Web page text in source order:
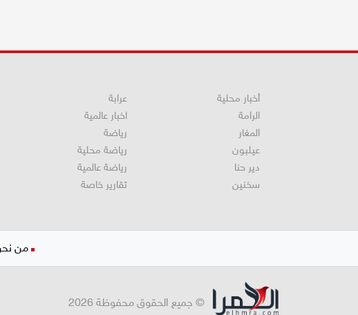
أخبار محلية
الرامة
المغار
عيلبون
دير حنا
سخنين
عرابة
اخبار عالمية
رياضة
رياضة محلية
رياضة عالمية
تقارير خاصة
من
© جميع الحقوق محفوظة 2026